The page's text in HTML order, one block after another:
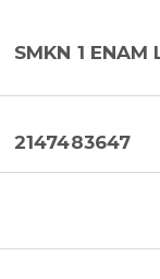
SMKN 1 ENAM
2147483647